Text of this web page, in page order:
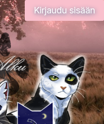
Kirjaudu sisään